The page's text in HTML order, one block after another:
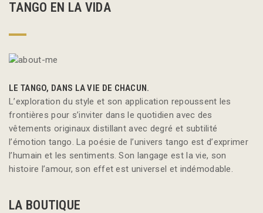
TANGO EN LA VIDA
LE TANGO, DANS LA VIE DE CHACUN.
L’exploration du style et son application repoussent les
frontières pour s’inviter dans le quotidien avec des
vêtements originaux distillant avec degré et subtilité
l’émotion tango. La poésie de l’univers tango est d’exprimer
l’humain et les sentiments. Son langage est la vie, son
histoire l’amour, son effet est universel et indémodable.
LA BOUTIQUE